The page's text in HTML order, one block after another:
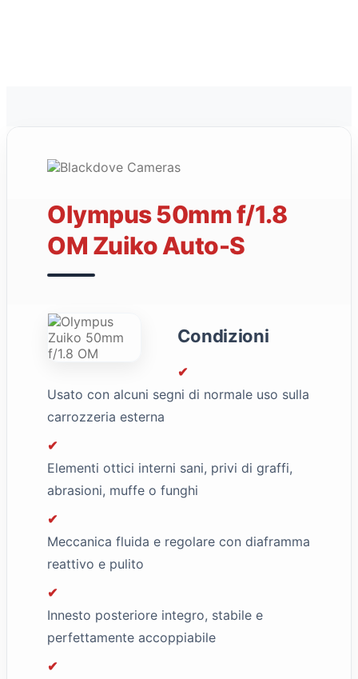
Olympus 50mm f/1.8
OM Zuiko Auto-S
Condizioni
✔
Usato con alcuni segni di normale uso sulla
carrozzeria esterna
✔
Elementi ottici interni sani, privi di graffi,
abrasioni, muffe o funghi
✔
Meccanica fluida e regolare con diaframma
reattivo e pulito
✔
Innesto posteriore integro, stabile e
perfettamente accoppiabile
✔